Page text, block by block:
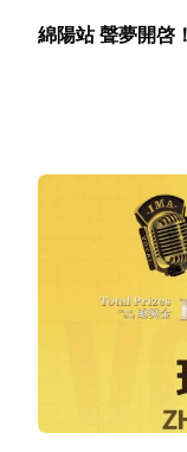
綿陽站 聲夢開啓